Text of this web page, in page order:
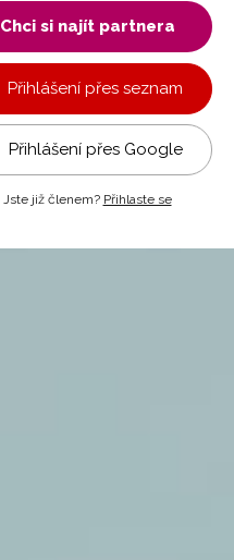
Chci si najít partnera
Přihlášení přes seznam
Přihlášení přes Google
Jste již členem? Přihlaste se